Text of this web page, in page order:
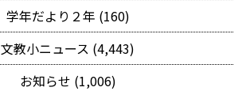
学年だより２年 (160)
文教小ニュース (4,443)
お知らせ (1,006)